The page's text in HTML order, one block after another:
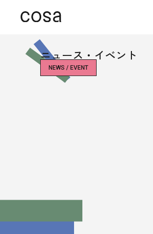
ニュース・イベント
NEWS / EVENT